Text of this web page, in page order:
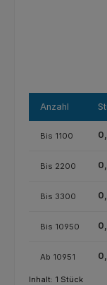
Anzahl
Bis 1100
Bis 2200
Bis 3300
Bis 10950
Ab 10951
Inhalt: 1 Stück